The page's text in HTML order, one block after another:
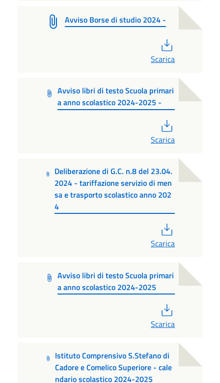
Avviso Borse di studio 2024 -
Scarica
Avviso libri di testo Scuola primari
a anno scolastico 2024-2025 -
Scarica
Deliberazione di G.C. n.8 del 23.04.
2024 - tariffazione servizio di men
sa e trasporto scolastico anno 202
4
Scarica
Avviso libri di testo Scuola primari
a anno scolastico 2024-2025
Scarica
Istituto Comprensivo S.Stefano di
Cadore e Comelico Superiore - cale
ndario scolastico 2024-2025